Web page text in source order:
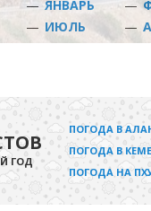
— ЯНВАРЬ —
— ИЮЛЬ —
ГОД
ПОГОДА В
ПОГОДА В
ПОГОДА НА